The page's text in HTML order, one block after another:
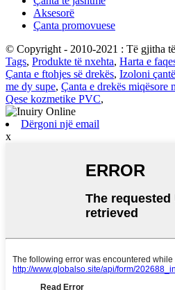
Aksesorë
Çanta promovuese
© Copyright - 2010-2021 : Të gjitha
Tags, Produkte të nxehta, Harta e
Çanta e ftohjes së drekës, Izoloni
me dy supe, Çanta e drekës miqësore
Qese kozmetike PVC,
Dërgoni një email
x